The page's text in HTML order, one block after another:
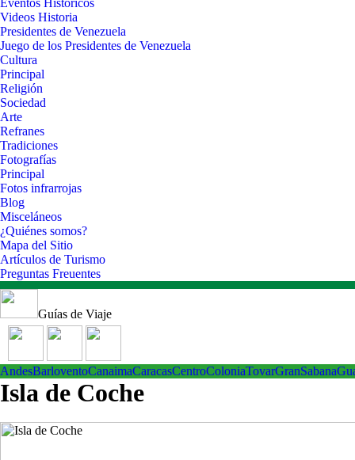
Eventos Históricos
Videos Historia
Presidentes de Venezuela
Juego de los Presidentes de Venezuela
Cultura
Principal
Religión
Sociedad
Arte
Refranes
Tradiciones
Fotografías
Principal
Fotos infrarrojas
Blog
Misceláneos
¿Quiénes somos?
Mapa del Sitio
Artículos de Turismo
Preguntas Freuentes
Guías de Viaje
AndesBarloventoCanaimaCaracasCentroColoniaTovarGranSabana
Isla de Coche